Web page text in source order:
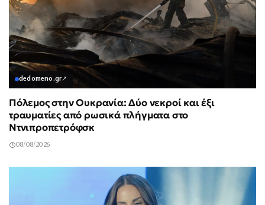
dedomeno.gr↗
Πόλεμος στην Ουκρανία: Δύο νεκροί και έξι
τραυματίες από ρωσικά πλήγματα στο
Ντνιπροπετρόφσκ
08/08/2026